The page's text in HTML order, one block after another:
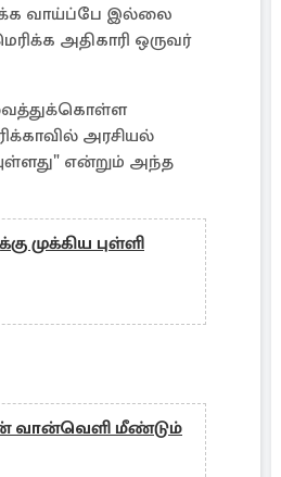
வாய்ப்பே இல்லை
அதிகாரி ஒருவர்
அரசியல்
என்றும் அந்த
முக்கிய புள்ளி
வான்வெளி மீண்டும்